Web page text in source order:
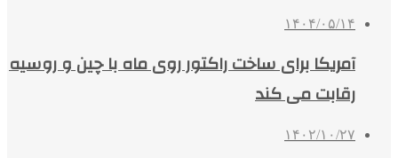
۱۴۰۴/۰۵/۱۴
آمریکا برای ساخت راکتور روی ماه با چین و روسیه
رقابت می کند
۱۴۰۲/۱۰/۲۷